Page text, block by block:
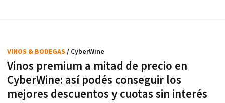
Vinos premium a mitad de precio en
CyberWine: así podés conseguir los
mejores descuentos y cuotas sin interés
VINOS & BODEGAS / CyberWine